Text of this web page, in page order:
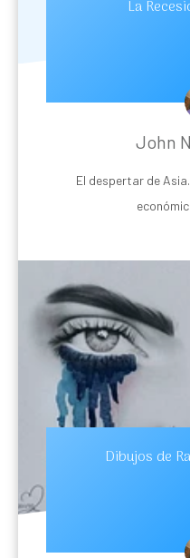
La
John
El despertar de
Dibujos de